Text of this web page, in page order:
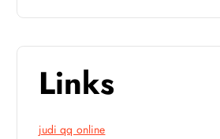
Links
judi qq online